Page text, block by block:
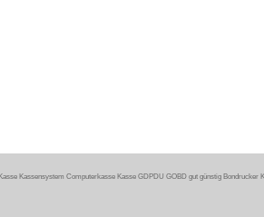
Kassensystem Computerkasse Kasse GDPDU GOBD gut günstig